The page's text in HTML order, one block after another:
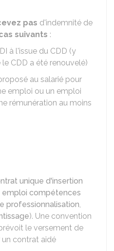
pas d'indemnité de
suivants :
à l'issue du CDD (y
CDD a été renouvelé)
au salarié pour
emploi ou un emploi
rémunération au moins
unique d'insertion
emploi compétences
professionnalisation,
). Une convention
le versement de
contrat aidé